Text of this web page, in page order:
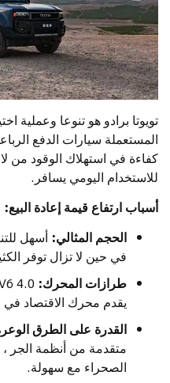
تويوتا برادو هو تنوعا وعملية
المستعملة سيارات الدفع
كفاءة في استهلاك الوقود من
للاستخدام اليومي يسافر.
أسباب ارتفاع قيمة إعادة البيع:
الحجم المثالي: أسهل
في حين لا تزال توفر
طرازات المحرك:
يقدم محرك الاقتصاد في
القدرة على الطرق
متقدمة من أنظمة الجر
الصحراء مع سهولة.